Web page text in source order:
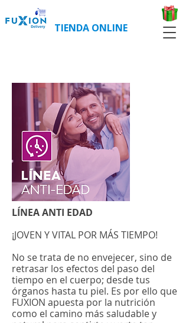
TIENDA ONLINE
LÍNEA ANTI EDAD
¡JOVEN Y VITAL POR MÁS TIEMPO!
No se trata de no envejecer, sino de
retrasar los efectos del paso del
tiempo en el cuerpo; desde tus
órganos hasta tu piel. Es por ello que
FUXION apuesta por la nutrición
como el camino más saludable y